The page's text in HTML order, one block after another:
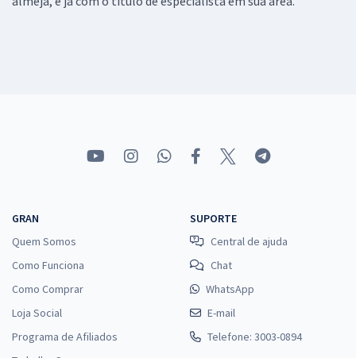
GRAN
Quem Somos
Como Funciona
Como Comprar
Loja Social
Programa de Afiliados
SUPORTE
Central de ajuda
Chat
WhatsApp
E-mail
Telefone: 3003-0894